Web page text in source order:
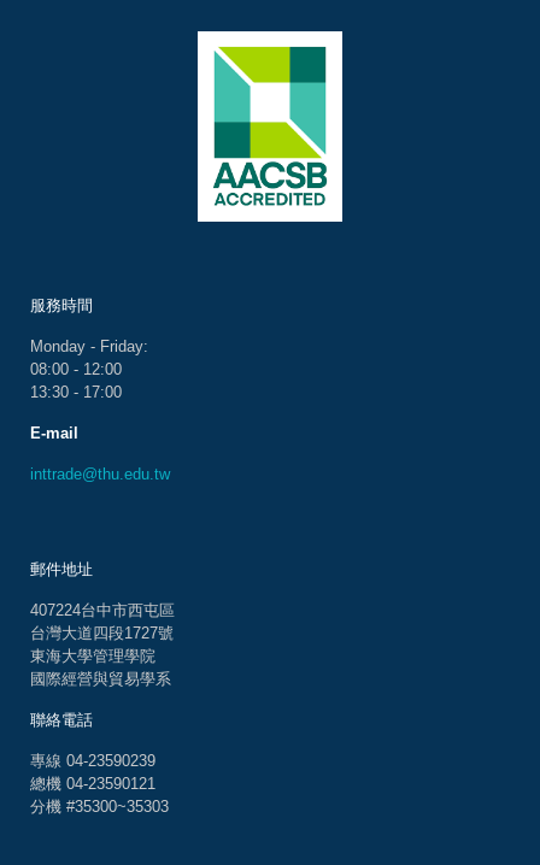
服務時間
Monday - Friday:
08:00 - 12:00
13:30 - 17:00
E-mail
inttrade@thu.edu.tw
郵件地址
407224台中市西屯區
台灣大道四段1727號
東海大學管理學院
國際經營與貿易學系
聯絡電話
專線 04-23590239
總機 04-23590121
分機 #35300~35303